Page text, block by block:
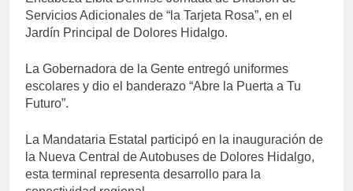
Servicios Adicionales de “la Tarjeta Rosa”, en el
Jardín Principal de Dolores Hidalgo.
La Gobernadora de la Gente entregó uniformes
escolares y dio el banderazo “Abre la Puerta a Tu
Futuro”.
La Mandataria Estatal participó en la inauguración de
la Nueva Central de Autobuses de Dolores Hidalgo,
esta terminal representa desarrollo para la